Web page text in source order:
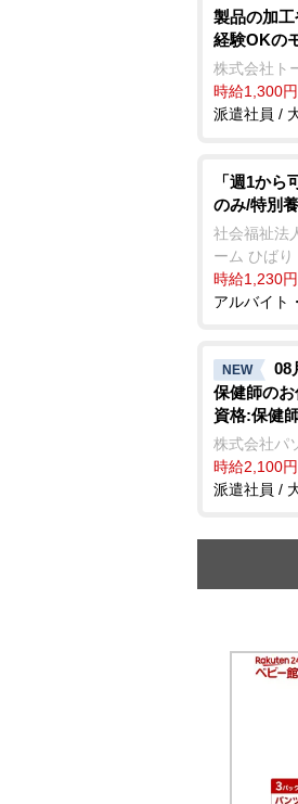
製品の加
経験OKの
株式会社ト
時給1,300円
派遣社員 /
「週1か
のみ/特別
社会福祉法
ーム ひばり
時給1,230
アルバイト
NEW
08
保健師の
資格:保健
株式会社パ
時給2,100円
派遣社員 /